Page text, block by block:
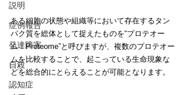
説明
症例報告
発達障害
自殺
認知症
ある細胞の状態や組織等において存在するタン
パク質を総体として捉えたものを“プロテオー
ム：Proteome”と呼びますが、複数のプロテオー
ムを比較することで、起こっている生命現象な
どを総合的にとらえることが可能となります。